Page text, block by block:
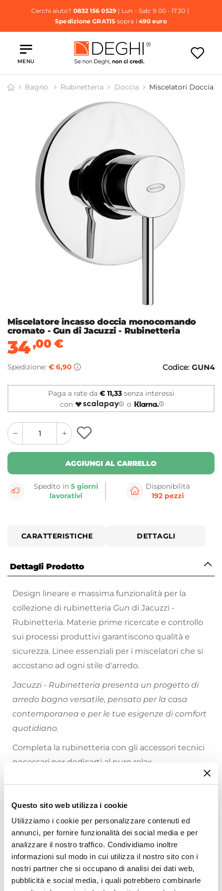
Questo sito web utilizza i cookie
Utilizziamo i cookie per personalizzare contenuti ed
annunci, per fornire funzionalità dei social media e per
analizzare il nostro traffico. Condividiamo inoltre
informazioni sul modo in cui utilizza il nostro sito con i
nostri partner che si occupano di analisi dei dati web,
pubblicità e social media, i quali potrebbero combinarle
Cerchi aiuto? 0832 156 0529| Lun - Sab: 9.00 - 17.30 |
Spedizione GRATISsopra i 490 euro
MENU
Bagno Rubinetteria Doccia Miscelatori Doccia
Miscelatore incasso doccia monocomando
cromato - Gun di Jacuzzi - Rubinetteria
34,00€
Spedizione: € 6,90 Codice: GUN4
Paga a rate da € 11,33senza interessi
con
o
quantity
button
quantity
minus
button
AGGIUNGI AL CARRELLO
Spedito in5 giorni
lavorativi
Disponibilità
192 pezzi
CARATTERISTICHE DETTAGLI
Dettagli Prodotto
Design lineare e massima funzionalità per la
collezione di rubinetteria Gun di Jacuzzi -
Rubinetteria. Materie prime ricercate e controllo
sui processi produttivi garantiscono qualità e
sicurezza. Linee essenziali per i miscelatori che si
accostano ad ogni stile d'arredo.
Jacuzzi - Rubinetteria presenta un progetto di
arredo bagno versatile, pensato per la casa
contemporanea e per le tue esigenze di comfort
quotidiano.
Completa la rubinetteria con gli accessori tecnici
necessari per dedicarti al puro relax.
Riepilogo Caratteristiche
Tipologia
Incasso Doccia
Marca
Jacuzzi - Rubinetteria
Serie
Ti suggeriamo anche